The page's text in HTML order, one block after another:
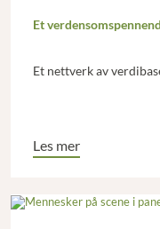
Et
Et nettverk av
Les mer